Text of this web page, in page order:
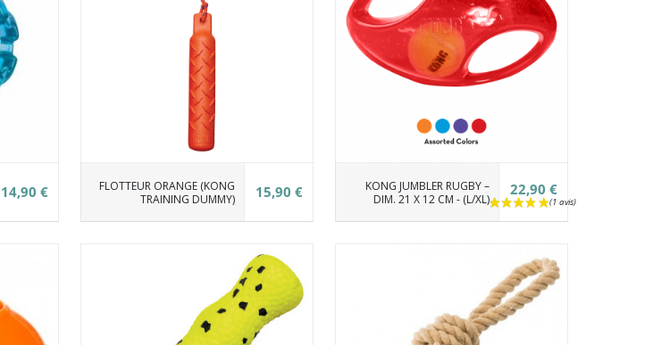
14,90 €
FLOTTEUR ORANGE (KONG
TRAINING DUMMY)
15,90 €
KONG JUMBLER RUGBY –
DIM. 21 X 12 CM - (L/XL)
22,90 €